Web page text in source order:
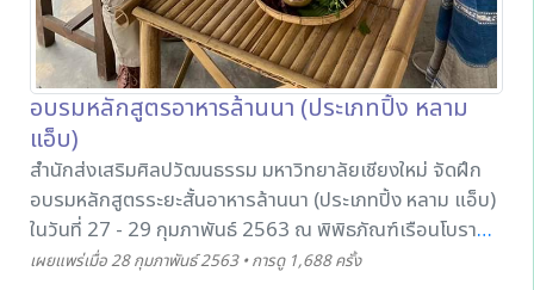
อบรมหลักสูตรอาหารล้านนา (ประเภทปิ้ง หลาม
แอ็บ)
สำนักส่งเสริมศิลปวัฒนธรรม มหาวิทยาลัยเชียงใหม่ จัดฝึก
อบรมหลักสูตรระยะสั้นอาหารล้านนา (ประเภทปิ้ง หลาม แอ็บ)
ในวันที่ 27 - 29 กุมภาพันธ์ 2563 ณ พิพิธภัณฑ์เรือนโบราณ
ล้านนา มช. โดยมีครูสุพันธ์ ฉิมดี เป็นวิทยากรอบรมเชิงปฏิบัติ
เผยแพร่เมื่อ 28 กุมภาพันธ์ 2563 • การดู 1,688 ครั้ง